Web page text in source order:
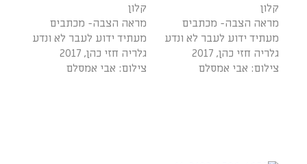
קלון
מראה הצבה- מכתבים
מעתיד ידוע לעבר לא ונדע
גלריה חזי כהן, 2017
צילום: אבי אמסלם
קלון
מראה הצבה- מכתבים
מעתיד ידוע לעבר לא ונדע
גלריה חזי כהן, 2017
צילום: אבי אמסלם